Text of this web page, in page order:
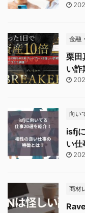
金融
栗田
い詐
向い
isfj
い仕
商材